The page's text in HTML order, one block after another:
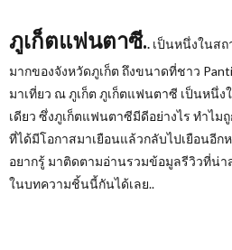
ภูเก็ตแฟนตาซี.. เป็นหนึ่งในสถ
มากของจังหวัดภูเก็ต ถึงขนาดที่ชาว
มาเที่ยว ณ ภูเก็ต ภูเก็ตแฟนตาซี เป็นหนึ่
เดียว ซึ่งภูเก็ตแฟนตาซีมีดีอย่างไร ทำไม
ที่ได้มีโอกาสมาเยือนแล้วกลับไปเยือนอีก
อยากรู้ มาติดตามอ่านรวมข้อมูลรีวิวที่น่
ในบทความชิ้นนี้กันได้เลย..